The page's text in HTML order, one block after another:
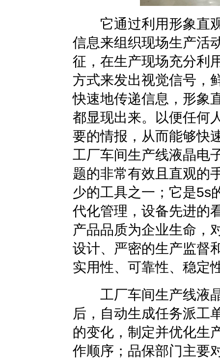
它通过利用形象直观
信息来组织现场生产活
征，在生产现场充分利
方式来发出视觉信号，
快速地传递信息，形象
都显现出来。以便任何
要的情报，从而能够快
工厂车间生产线液晶电
题的非常有效且直观的
少的工具之一；它是5s
代化管理，设备先进的
产品品质为企业生命，
设计、严密的生产监督
实用性、可靠性、稳定
工厂车间生产线液晶
后，自动生成任务派工
的变化，制定并优化生
作顺序；品保部门主要